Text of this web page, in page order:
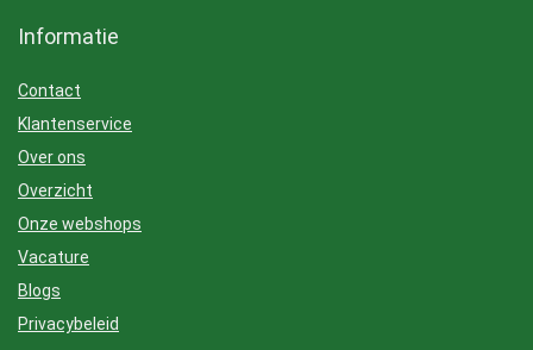
Informatie
Contact
Klantenservice
Over ons
Overzicht
Onze webshops
Vacature
Blogs
Privacybeleid